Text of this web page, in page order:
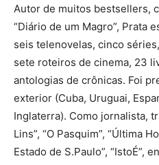
Autor de muitos bestsellers,
“Diário de um Magro”, Prata
seis telenovelas, cinco
sete roteiros de cinema, 23
antologias de crônicas. Foi
exterior (Cuba, Uruguai,
Inglaterra). Como jornalista,
Lins”, “O Pasquim”, “Última
Estado de S.Paulo”, “IstoÉ”,